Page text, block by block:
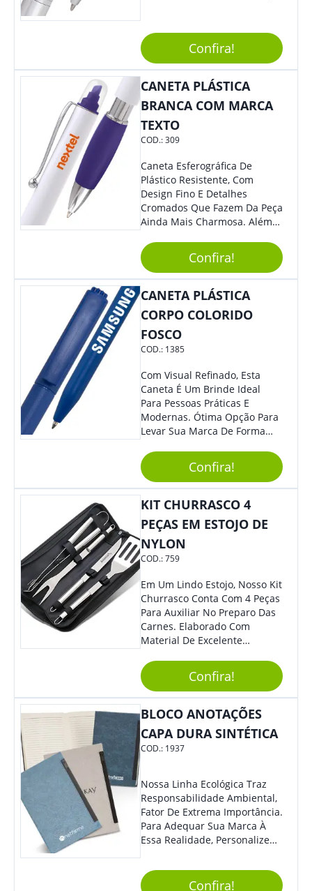
Confira!
CANETA PLÁSTICA
BRANCA COM MARCA
TEXTO
COD.:309
Caneta Esferográfica De
Plástico Resistente, Com
Design Fino E Detalhes
Cromados Que Fazem Da Peça
Ainda Mais Charmosa. Além
Seu Acionamento É Por Giro.
Perfeita Para Diversas
Ocasiões Do Dia A Dia.
Confira!
CANETA PLÁSTICA
CORPO COLORIDO
FOSCO
COD.: 1385
Com Visual Refinado, Esta
Caneta É Um Brinde Ideal
Para Pessoas Práticas E
Modernas. Ótima Opção Para
Levar Sua Marca De Forma
Sua Empresa Em Eventos,
Reuniões Corporativas Ou Até
Mesmo Para Presentear
Colaboradores.
Confira!
KIT CHURRASCO 4
PEÇAS EM ESTOJO DE
NYLON
COD.:759
Em Um Lindo Estojo, Nosso Kit
Churrasco Conta Com 4 Peças
Para Auxiliar No Preparo Das
Carnes. Elaborado Com
Material De Excelente
Tradicional, Sem Dúvidas É O
Brinde Certo Para Todos Os
Públicos. Personalize-O Com
Sua Marca. Seus Clientes E
Colaboradores Com Certeza
Irão Adorar.
Confira!
BLOCO ANOTAÇÕES
CAPA DURA SINTÉTICA
COD.: 1937
Nossa Linha Ecológica Traz
Responsabilidade Ambiental,
Fator De Extrema Importância.
Para Adequar Sua Marca À
Essa Realidade, Personalize
Anotações Com Post-It E
Caneta. Elaborado A Partir De
Confira!